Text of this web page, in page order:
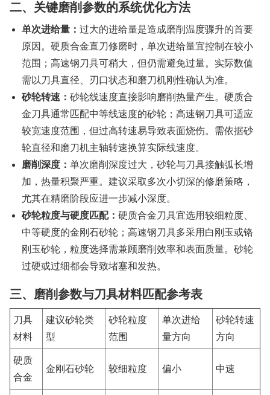
二、关键磨削参数的系统优化方法
单次进给量： 过大的进给量是造成磨削温度骤升的首要
原因。硬质合金直刀修磨时，单次进给量宜控制在较小
范围；高速钢刀具可稍大，但仍需避免过量。实际数值
需以刀具直径、刃口状态和磨刀机刚性确认为准。
砂轮转速： 砂轮线速度直接影响磨削热量产生。硬质合
金刀具通常匹配中等线速度的砂轮；高速钢刀具可适应
较宽速度范围，但过高转速易导致表面烧伤。需依据砂
轮直径和磨刀机主轴转速换算实际线速度。
磨削深度： 单次磨削深度过大，砂轮与刀具接触弧长增
加，热量积聚严重。建议采取多次小切深的修磨策略，
尤其在精磨阶段应进一步减小深度。
砂轮粒度与硬度匹配： 硬质合金刀具宜选用较细粒度、
中等硬度的金刚石砂轮；高速钢刀具多采用白刚玉或铬
刚玉砂轮，粒度选择需兼顾磨削效率和表面质量。砂轮
过硬或过细都会导致堵塞和发热。
三、磨削参数与刀具材料匹配参考表
刀具
材料
建议砂轮类
型
砂轮粒度
范围
单次进给
量方向
砂轮转速
方向
硬质
合金
金刚石砂轮 较细粒度 偏小 中速